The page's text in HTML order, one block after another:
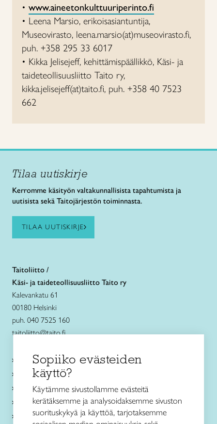
• www.aineetonkulttuuriperinto.fi
• Leena Marsio, erikoisasiantuntija,
Museovirasto, leena.marsio(at)museovirasto.fi,
puh. +358 295 33 6017
• Kikka Jelisejeff, kehittämispäällikkö, Käsi- ja
taideteollisuusliitto Taito ry,
kikka.jelisejeff(at)taito.fi, puh. +358 40 7523
662
Tilaa uutiskirje
Kerromme käsityön valtakunnallisista tapahtumista ja
uutisista sekä Taitojärjestön toiminnasta.
TILAA UUTISKIRJE
Taitoliitto /
Käsi- ja taideteollisuusliitto Taito ry
Kalevankatu 61
00180 Helsinki
puh. 040 7525 160
taitoliitto@taito.fi
Käsityökurssit ja koulutus
Ajankohtaista
Käsityöohjeet
Me olemme Taito
Paikallinen toiminta
Sopiiko evästeiden
käyttö?
Käytämme sivustollamme evästeitä
kerätäksemme ja analysoidaksemme sivuston
suorituskykyä ja käyttöä, tarjotaksemme